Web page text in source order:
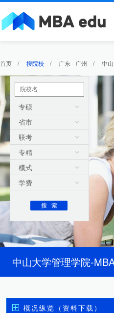
首页 / 搜院校 / 广东 - 广州 / 中
中山大学管理学院-
概况纵览（资料下载）
专硕
省市
联考
专精
模式
学费